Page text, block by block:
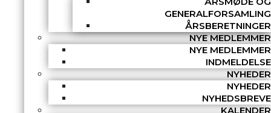
GENERALFORSAMLING
ÅRSBERETNINGER
NYE MEDLEMMER
NYE MEDLEMMER
INDMELDELSE
NYHEDER
NYHEDER
NYHEDSBREVE
KALENDER